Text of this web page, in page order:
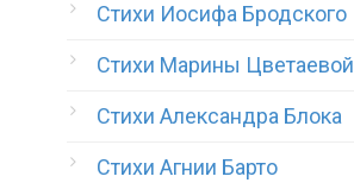
Стихи Иосифа Бродского
Стихи Марины Цветаевой
Стихи Александра Блока
Стихи Агнии Барто